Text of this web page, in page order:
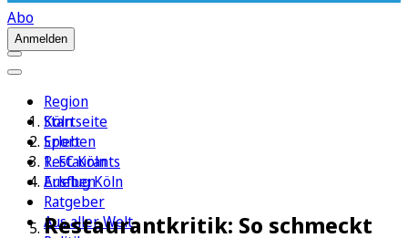
Abo
Anmelden
Region
Köln
Sport
1. FC Köln
Erleben
Ratgeber
Aus aller Welt
Startseite
Erleben
Restaurants
Ausflug Köln
Restaurantkritik: So schmeckt